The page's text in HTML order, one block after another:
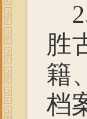
胜
籍
档